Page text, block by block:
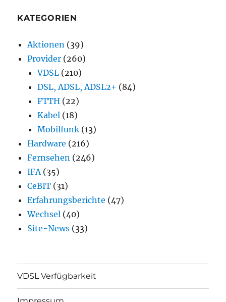
KATEGORIEN
Aktionen (39)
Provider (260)
VDSL (210)
DSL, ADSL, ADSL2+ (84)
FTTH (22)
Kabel (18)
Mobilfunk (13)
Hardware (216)
Fernsehen (246)
IFA (35)
CeBIT (31)
Erfahrungsberichte (47)
Wechsel (40)
Site-News (33)
VDSL Verfügbarkeit